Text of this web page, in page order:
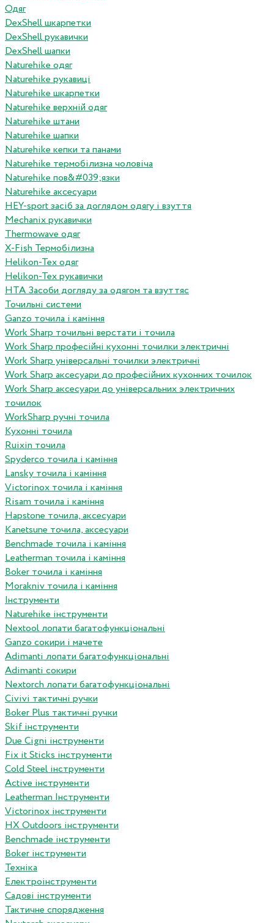
Одяг
DexShell шкарпетки
DexShell рукавички
DexShell шапки
Naturehike одяг
Naturehike рукавиці
Naturehike шкарпетки
Naturehike верхній одяг
Naturehike штани
Naturehike шапки
Naturehike кепки та панами
Naturehike термобілизна чоловіча
Naturehike пов&#039;язки
Naturehike аксесуари
HEY-sport засіб за доглядом одягу і взуття
Mechanix рукавички
Thermowave одяг
X-Fish Термобілизна
Helikon-Tex одяг
Helikon-Tex рукавички
HTA Засоби догляду за одягом та взуттяс
Точильні системи
Ganzo точила і каміння
Work Sharp точильні верстати і точила
Work Sharp професiйнi кухоннi точилки электричнi
Work Sharp унiверсальнi точилки электричнi
Work Sharp аксесуари до професiйних кухонних точилок
Work Sharp аксесуари до унiверсальних электричних
точилок
WorkSharp ручні точила
Кухонні точила
Ruixin точила
Spyderco точила і каміння
Lansky точила і каміння
Victorinox точила і каміння
Risam точила і каміння
Hapstone точила, аксесуари
Kanetsune точила, аксесуари
Benchmade точила і каміння
Leatherman точила і каміння
Boker точила і каміння
Morakniv точила і каміння
Інструменти
Naturehike інструменти
Nextool лопати багатофункціональні
Ganzo сокири і мачете
Adimanti лопати багатофункціональні
Adimanti сокири
Nextorch лопати багатофункціональні
Сivivi тактичні ручки
Boker Plus тактичні ручки
Skif інструменти
Due Cigni інструменти
Fix it Sticks інструменти
Сold Steel інструменти
Active інструменти
Leatherman Інструменти
Victorinox інструменти
HX Outdoors інструменти
Benchmade інструменти
Boker інструменти
Техніка
Електроінструменти
Садові інструменти
Тактичне спорядження